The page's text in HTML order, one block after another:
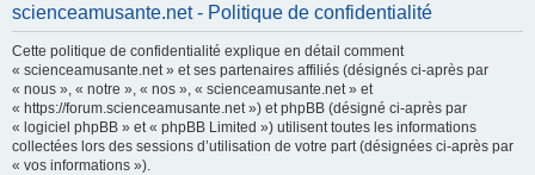
scienceamusante.net - Politique de confidentialité
Cette politique de confidentialité explique en détail comment
« scienceamusante.net » et ses partenaires affiliés (désignés ci-après par
« nous », « notre », « nos », « scienceamusante.net » et
« https://forum.scienceamusante.net ») et phpBB (désigné ci-après par
« logiciel phpBB » et « phpBB Limited ») utilisent toutes les informations
collectées lors des sessions d’utilisation de votre part (désignées ci-après par
« vos informations »).